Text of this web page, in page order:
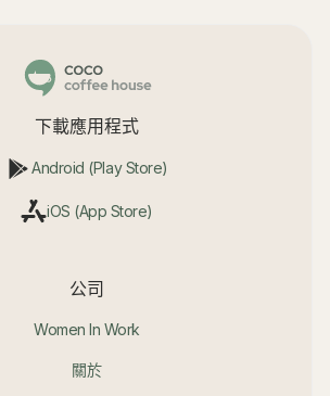
下載應用程式
Android (Play Store)
iOS (App Store)
公司
Women In Work
關於